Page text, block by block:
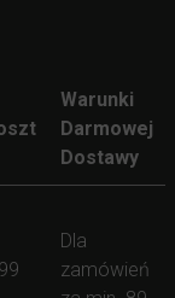
Warunki
Darmowej
Dostawy
Dla
zamówień